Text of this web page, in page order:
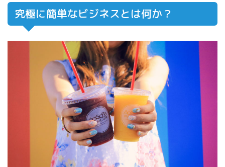
究極に簡単なビジネスとは何か？